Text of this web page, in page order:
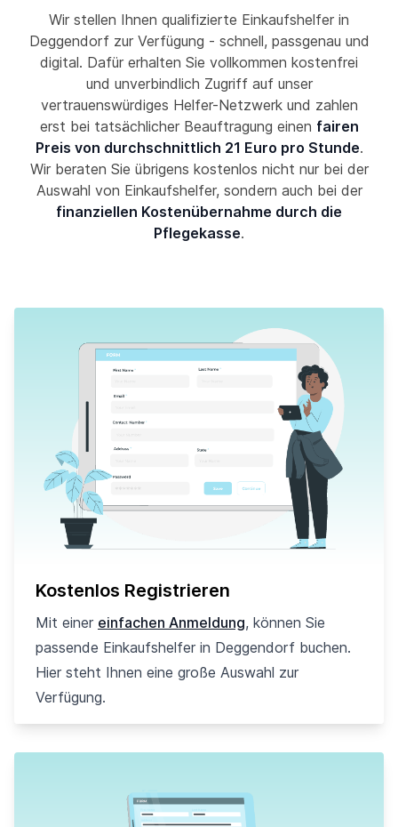
Wir stellen Ihnen qualifizierte Einkaufshelfer in
Deggendorf zur Verfügung - schnell, passgenau und
digital. Dafür erhalten Sie vollkommen kostenfrei
und unverbindlich Zugriff auf unser
vertrauenswürdiges Helfer-Netzwerk und zahlen
erst bei tatsächlicher Beauftragung einen fairen
Preis von durchschnittlich 21 Euro pro Stunde.
Wir beraten Sie übrigens kostenlos nicht nur bei der
Auswahl von Einkaufshelfer, sondern auch bei der
finanziellen Kostenübernahme durch die
Pflegekasse.
Kostenlos Registrieren
Mit einer einfachen Anmeldung, können Sie
passende Einkaufshelfer in Deggendorf buchen.
Hier steht Ihnen eine große Auswahl zur
Verfügung.